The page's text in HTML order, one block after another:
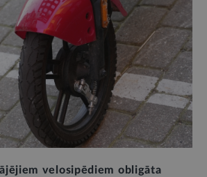
velosipēdiem obligāta